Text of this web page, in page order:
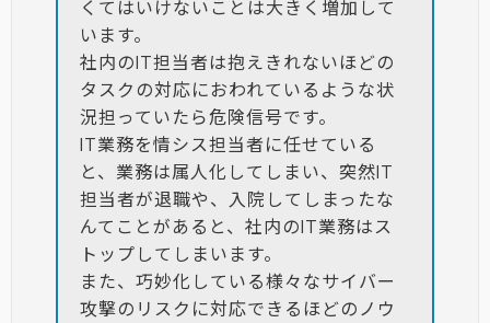
くてはいけないことは大きく増加して
います。
社内のIT担当者は抱えきれないほどの
タスクの対応におわれているような状
況担っていたら危険信号です。
IT業務を情シス担当者に任せている
と、業務は属人化してしまい、突然IT
担当者が退職や、入院してしまったな
んてことがあると、社内のIT業務はス
トップしてしまいます。
また、巧妙化している様々なサイバー
攻撃のリスクに対応できるほどのノウ